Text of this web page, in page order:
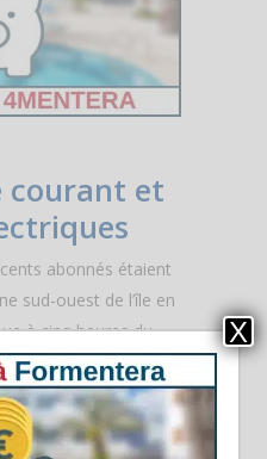
courant et
abonnés étaient
sud-ouest de l’île en
à cinq heures du
un second incident
clients sur la ligne de
comme l’étang
Saona.
X